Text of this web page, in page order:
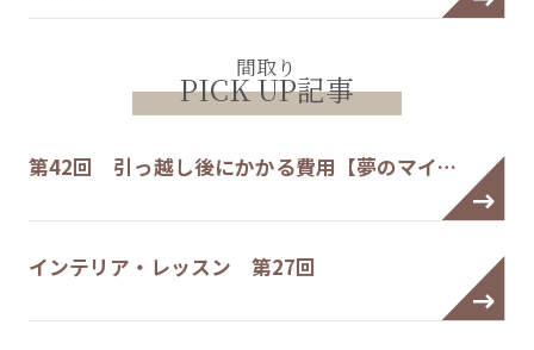
間取り
PICK UP記事
第42回 引っ越し後にかかる費用【夢のマイ…
インテリア・レッスン 第27回